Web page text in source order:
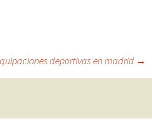
deportivas en madrid →